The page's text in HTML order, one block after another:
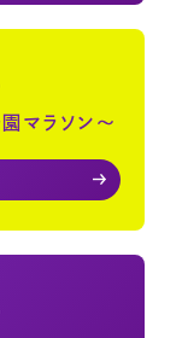
マラソン～